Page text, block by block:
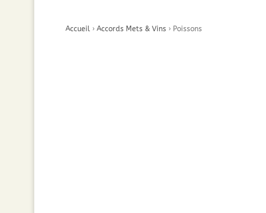
Accueil› Accords Mets & Vins › Poissons